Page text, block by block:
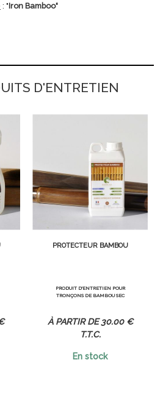
: "Iron Bamboo"
D'ENTRETIEN
PROTECTEUR BAMBOU
PRODUIT D'ENTRETIEN POUR
TRONÇONS DE BAMBOU SEC
30.00 €
T.T.C.
En stock